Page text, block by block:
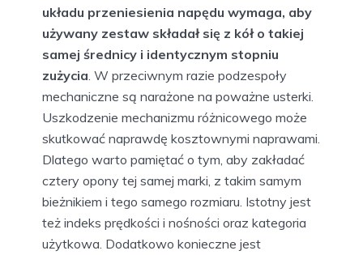
układu przeniesienia napędu wymaga, aby
używany zestaw składał się z kół o takiej
samej średnicy i identycznym stopniu
zużycia . W przeciwnym razie podzespoły
mechaniczne są narażone na poważne usterki.
Uszkodzenie mechanizmu różnicowego może
skutkować naprawdę kosztownymi naprawami.
Dlatego warto pamiętać o tym, aby zakładać
cztery opony tej samej marki, z takim samym
bieżnikiem i tego samego rozmiaru. Istotny jest
też indeks prędkości i nośności oraz kategoria
użytkowa. Dodatkowo konieczne jest